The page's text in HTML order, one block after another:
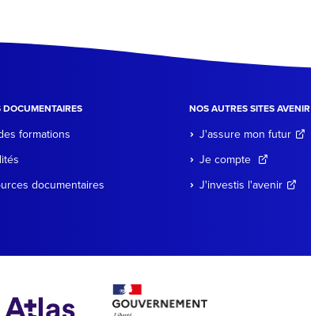
DOCUMENTAIRES
formations
documentaires
NOS AUTRES SITES AVENIR
J'assure mon futur
Je compte
J'investis l'avenir